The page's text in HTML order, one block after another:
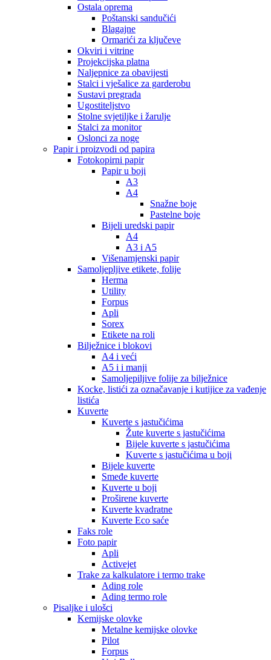
Ostala oprema
Poštanski sandučići
Blagajne
Ormarići za ključeve
Okviri i vitrine
Projekcijska platna
Naljepnice za obavijesti
Stalci i vješalice za garderobu
Sustavi pregrada
Ugostiteljstvo
Stolne svjetiljke i žarulje
Stalci za monitor
Oslonci za noge
Papir i proizvodi od papira
Fotokopirni papir
Papir u boji
A3
A4
Snažne boje
Pastelne boje
Bijeli uredski papir
A4
A3 i A5
Višenamjenski papir
Samoljepljive etikete, folije
Herma
Utility
Forpus
Apli
Sorex
Etikete na roli
Bilježnice i blokovi
A4 i veći
A5 i i manji
Samoljepiljive folije za bilježnice
Kocke, listići za označavanje i kutijice za vađenje
listića
Kuverte
Kuverte s jastučićima
Žute kuverte s jastučićima
Bijele kuverte s jastučićima
Kuverte s jastučićima u boji
Bijele kuverte
Smeđe kuverte
Kuverte u boji
Proširene kuverte
Kuverte kvadratne
Kuverte Eco saće
Faks role
Foto papir
Apli
Activejet
Trake za kalkulatore i termo trake
Ading role
Ading termo role
Pisaljke i ulošci
Kemijske olovke
Metalne kemijske olovke
Pilot
Forpus